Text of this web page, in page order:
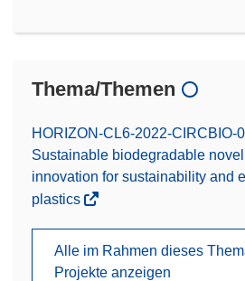
Thema/Themen
HORIZON-CL6-2022-CIRCBIO-
Sustainable biodegradable
innovation for sustainability and
plastics
Alle im Rahmen dieses
Projekte anzeigen